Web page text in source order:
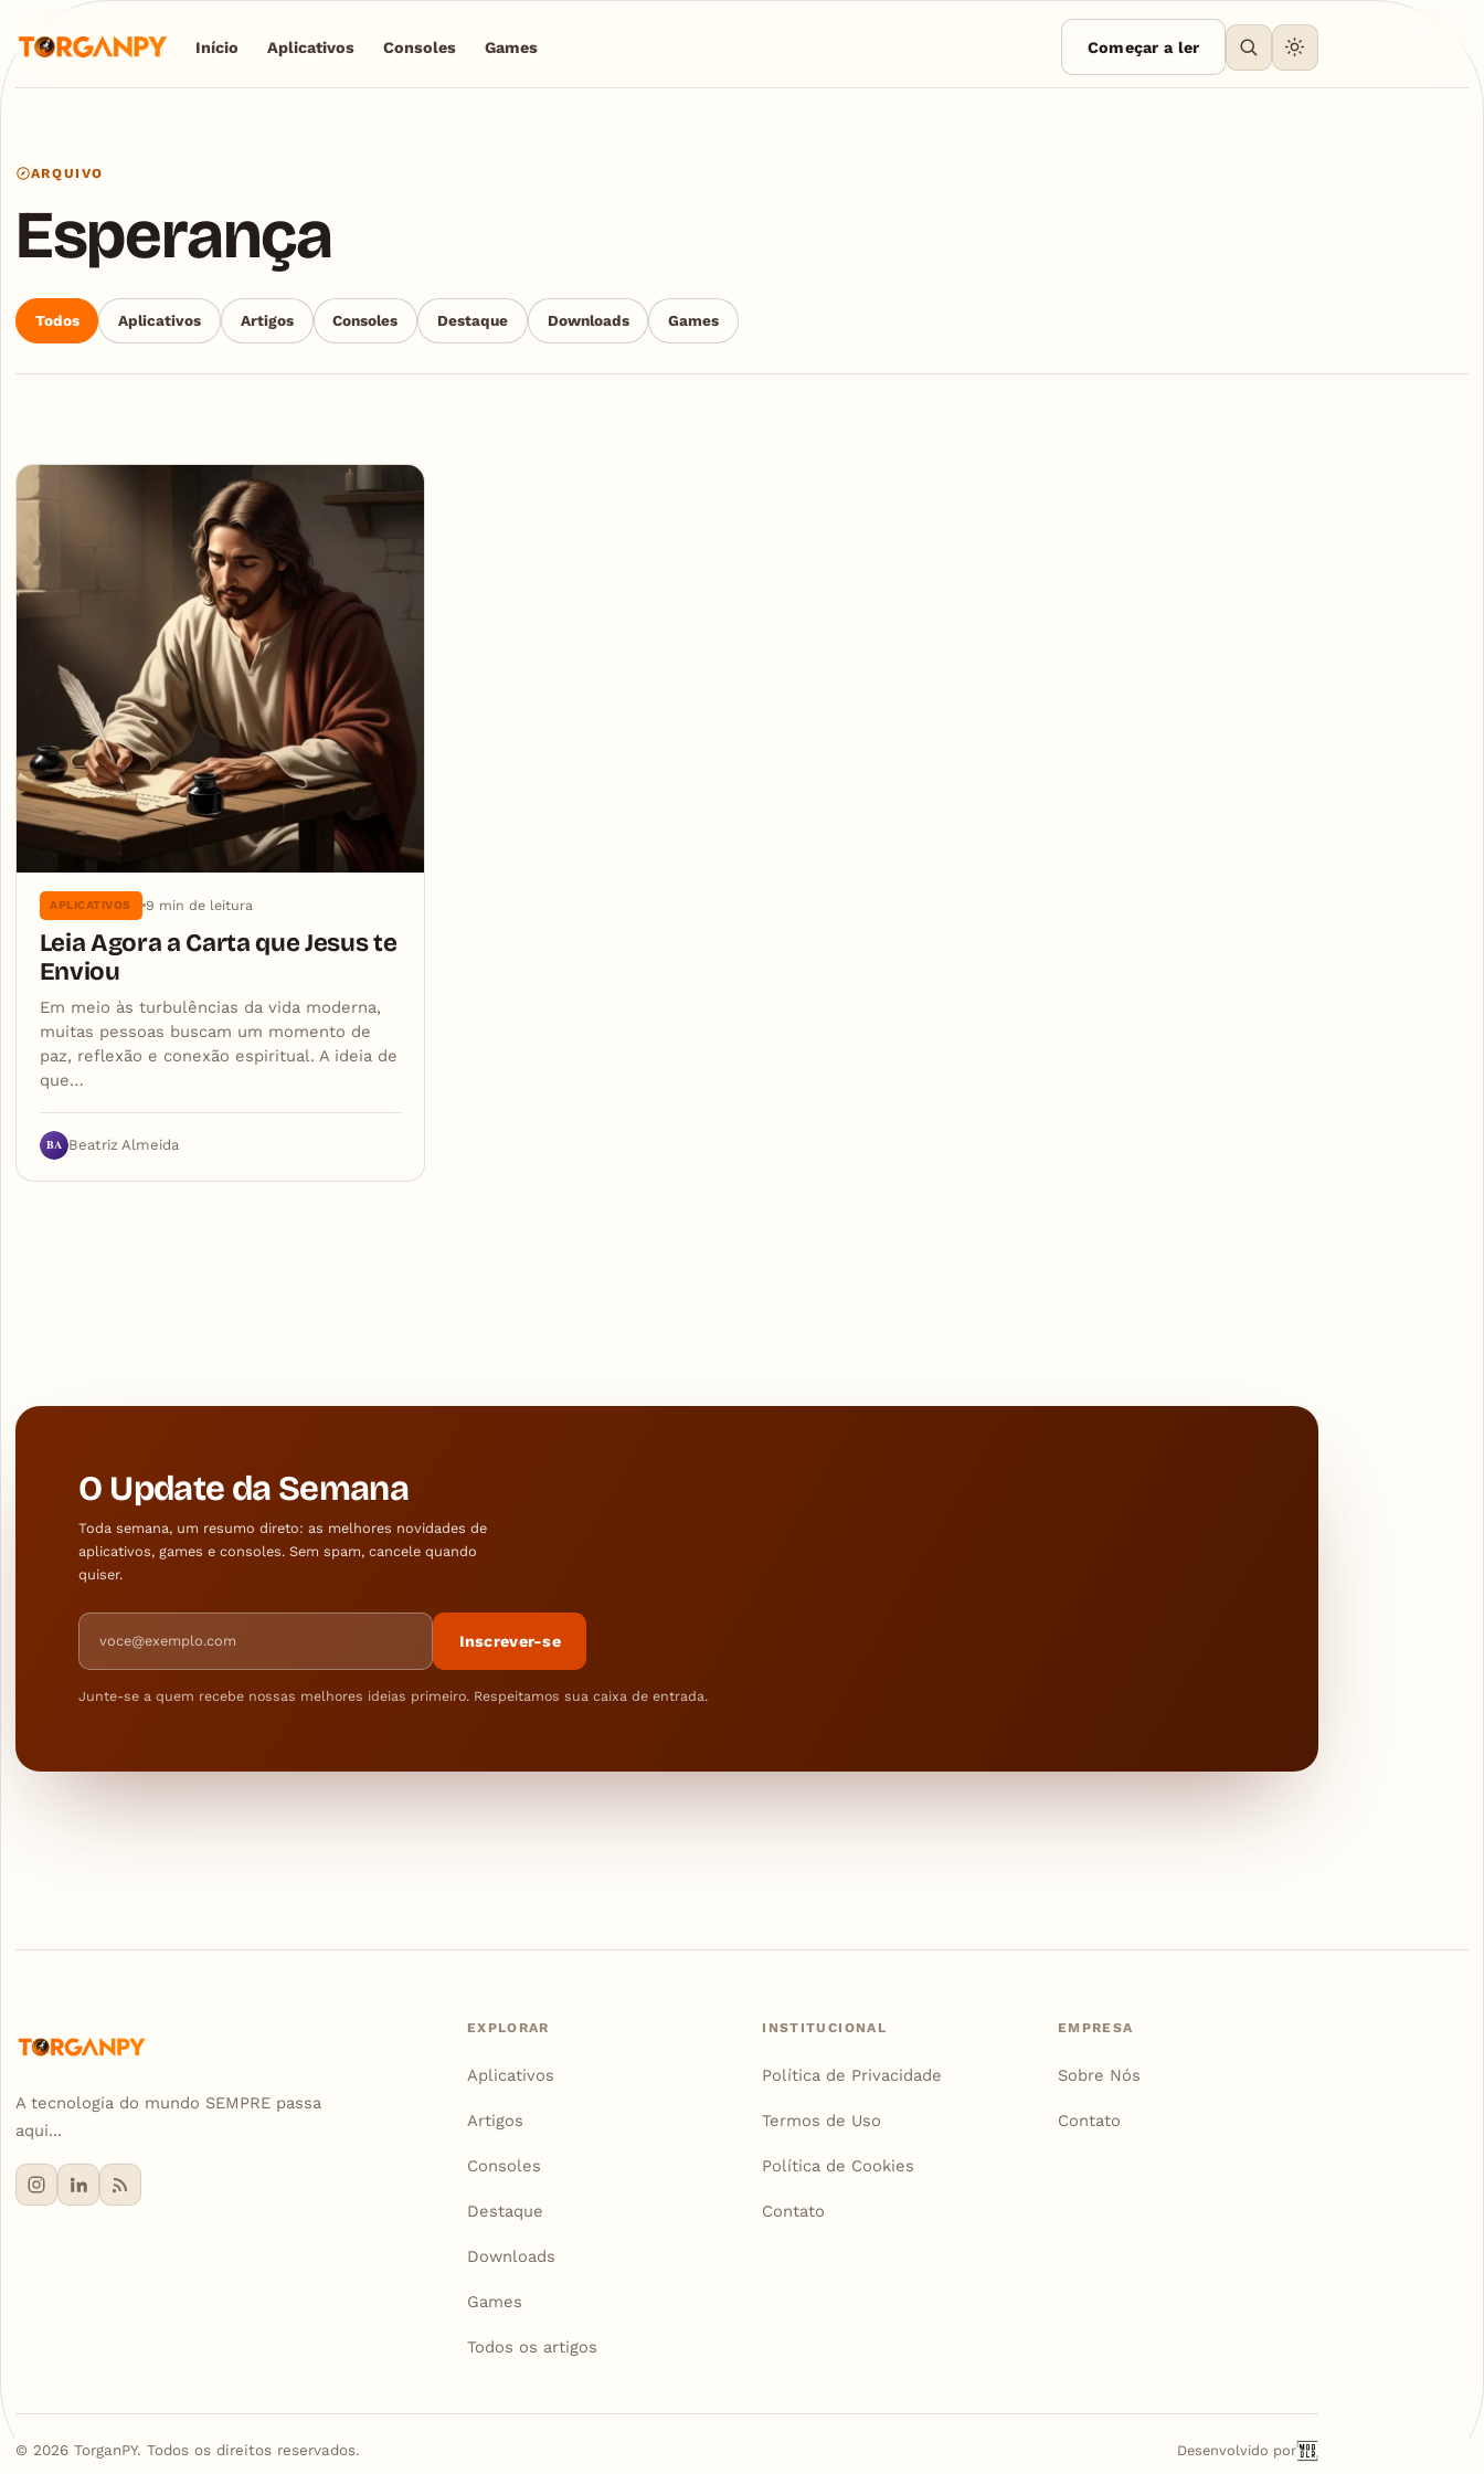
Início Aplicativos Consoles Games Começar a ler
ARQUIVO
Esperança
Todos Aplicativos Artigos Consoles Destaque Downloads Games
Articles
APLICATIVOS 9 min de leitura
Leia Agora a Carta que Jesus te
Enviou
Em meio às turbulências da vida moderna,
muitas pessoas buscam um momento de
paz, reflexão e conexão espiritual. A ideia de
que…
BA Beatriz Almeida
O Update da Semana
Toda semana, um resumo direto: as melhores novidades de
aplicativos, games e consoles. Sem spam, cancele quando
quiser.
Endereço de e-mail
Inscrever-se
Junte-se a quem recebe nossas melhores ideias primeiro. Respeitamos sua caixa de entrada.
A tecnologia do mundo SEMPRE passa
aqui...
EXPLORAR
Aplicativos
Artigos
Consoles
Destaque
Downloads
Games
Todos os artigos
INSTITUCIONAL
Política de Privacidade
Termos de Uso
Política de Cookies
Contato
EMPRESA
Sobre Nós
Contato
© 2026TorganPY. Todos os direitos reservados. Desenvolvido por